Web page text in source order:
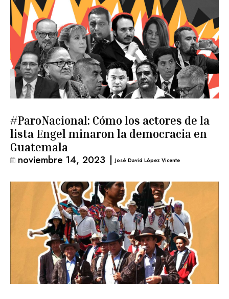
#ParoNacional: Cómo los actores de la
lista Engel minaron la democracia en
Guatemala
noviembre 14, 2023 | José David López Vicente